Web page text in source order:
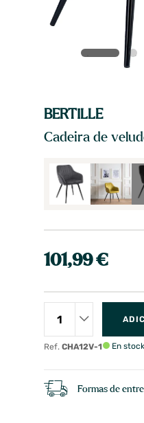
BERTILLE
Cadeira de
101,99 €
Ref. CHA12V-1 En stock
Formas de